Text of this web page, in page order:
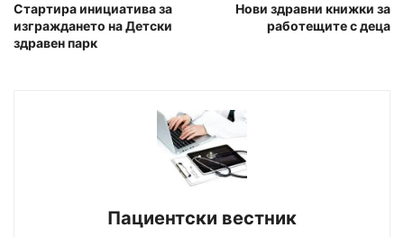
Стартира инициатива за
изграждането на Детски
здравен парк
Нови здравни книжки за
работещите с деца
Пациентски вестник